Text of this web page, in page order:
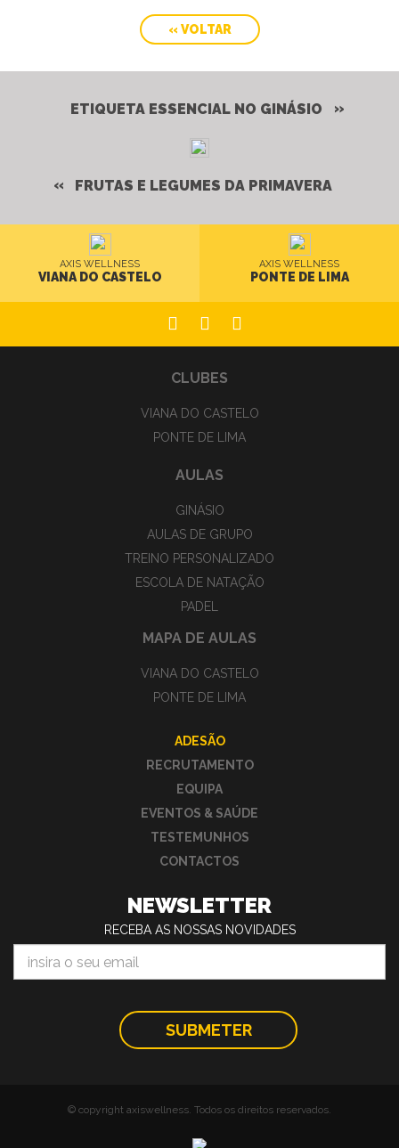
« VOLTAR
ETIQUETA ESSENCIAL NO GINÁSIO
FRUTAS E LEGUMES DA PRIMAVERA
AXIS WELLNESS
VIANA DO CASTELO
AXIS WELLNESS
PONTE DE LIMA
CLUBES
VIANA DO CASTELO
PONTE DE LIMA
AULAS
GINÁSIO
AULAS DE GRUPO
TREINO PERSONALIZADO
ESCOLA DE NATAÇÃO
PADEL
MAPA DE AULAS
VIANA DO CASTELO
PONTE DE LIMA
ADESÃO
RECRUTAMENTO
EQUIPA
EVENTOS & SAÚDE
TESTEMUNHOS
CONTACTOS
NEWSLETTER
RECEBA AS NOSSAS NOVIDADES
© copyright axiswellness. Todos os direitos reservados.